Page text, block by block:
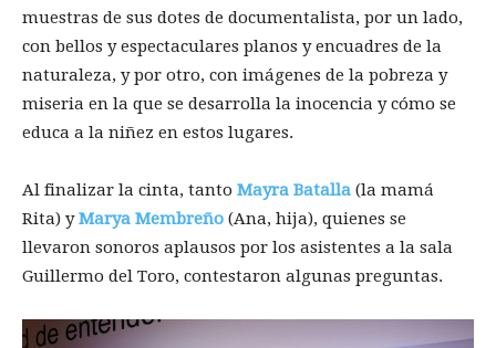
muestras de sus dotes de documentalista, por un lado,
con bellos y espectaculares planos y encuadres de la
naturaleza, y por otro, con imágenes de la pobreza y
miseria en la que se desarrolla la inocencia y cómo se
educa a la niñez en estos lugares.
Al finalizar la cinta, tanto Mayra Batalla (la mamá
Rita) y Marya Membreño (Ana, hija), quienes se
llevaron sonoros aplausos por los asistentes a la sala
Guillermo del Toro, contestaron algunas preguntas.